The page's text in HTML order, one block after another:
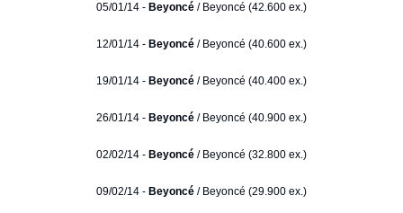
05/01/14 - Beyoncé / Beyoncé (42.600 ex.)
12/01/14 - Beyoncé / Beyoncé (40.600 ex.)
19/01/14 - Beyoncé / Beyoncé (40.400 ex.)
26/01/14 - Beyoncé / Beyoncé (40.900 ex.)
02/02/14 - Beyoncé / Beyoncé (32.800 ex.)
09/02/14 - Beyoncé / Beyoncé (29.900 ex.)